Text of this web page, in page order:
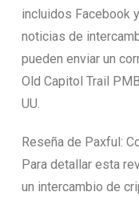
incluidos Facebook
noticias de
pueden enviar un
Old Capitol Trail
UU.
Reseña de Paxful:
Para detallar esta
un intercambio de